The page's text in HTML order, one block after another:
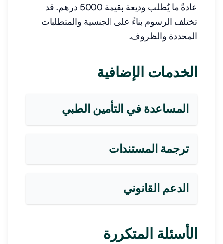
عادةً ما يُطلب وديعة بقيمة 5000 درهم. قد
تختلف الرسوم بناءً على الجنسية والمتطلبات
المحددة والظروف.
الخدمات الإضافية
المساعدة في التأمين الطبي
ترجمة المستندات
الدعم القانوني
الأسئلة المتكررة